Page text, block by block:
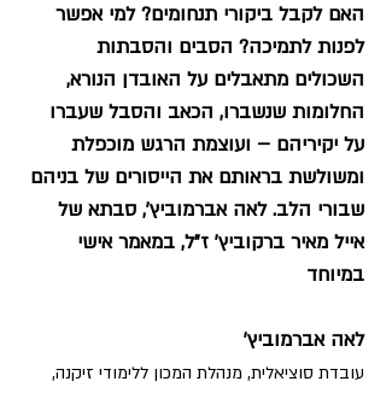
האם לקבל ביקורי תנחומים? למי אפשר
לפנות לתמיכה? הסבים והסבתות
השכולים מתאבלים על האובדן הנורא,
החלומות שנשברו, הכאב והסבל שעברו
על יקיריהם – ועוצמת הרגש מוכפלת
ומשולשת בראותם את הייסורים של בניהם
שבורי הלב. לאה אברמוביץ', סבתא של
אייל מאיר ברקוביץ' ז"ל, במאמר אישי
במיוחד
לאה אברמוביץ'
עובדת סוציאלית, מנהלת המכון ללימודי זיקנה,